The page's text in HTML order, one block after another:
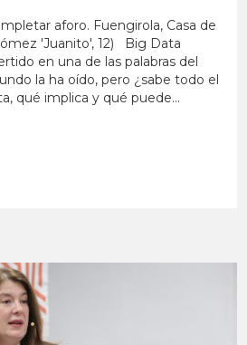
aforo. Fuengirola, Casa de
'Juanito', 12) Big Data
en una de las palabras del
la ha oído, pero ¿sabe todo el
qué implica y qué puede...